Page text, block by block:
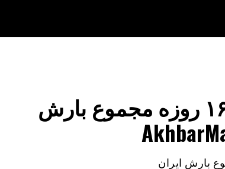
چشم انداز ۱۶ روزه مجموع بارش